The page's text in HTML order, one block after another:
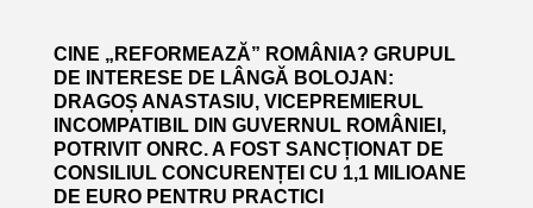
CINE „REFORMEAZĂ” ROMÂNIA? GRUPUL
DE INTERESE DE LÂNGĂ BOLOJAN:
DRAGOȘ ANASTASIU, VICEPREMIERUL
INCOMPATIBIL DIN GUVERNUL ROMÂNIEI,
POTRIVIT ONRC. A FOST SANCȚIONAT DE
CONSILIUL CONCURENȚEI CU 1,1 MILIOANE
DE EURO PENTRU PRACTICI